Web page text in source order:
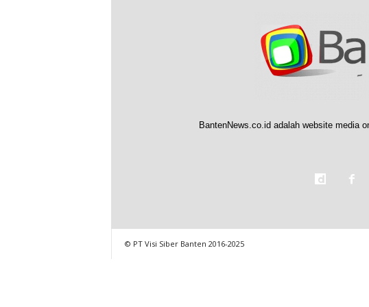
BantenNews.co.id adalah website media
© PT Visi Siber Banten 2016-2025